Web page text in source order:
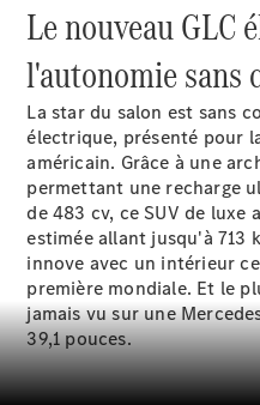
Toutes les
Berlines
CLA
Nouveau Électrique
CLA Nouveau
Classe C
Berline
Classe
C
Berline
Nouveau Électrique
EQE
Berline
Électrique
EQS
Berline
Nouveau Électrique
Classe E
Berline
Le nouveau GLC
l'autonomie sans
La star du salon est sans
électrique, présenté pour
américain. Grâce à une
permettant une recharge
de 483 cv, ce SUV de
estimée allant jusqu'à 713
innove avec un intérieur
première mondiale. Et le
jamais vu sur une
39,1 pouces.